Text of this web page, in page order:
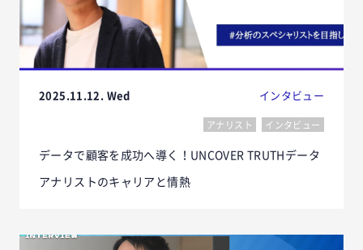
2025.11.12. Wed インタビュー
アナリスト インタビュー
データで顧客を成功へ導く！UNCOVER TRUTHデータ
アナリストのキャリアと情熱